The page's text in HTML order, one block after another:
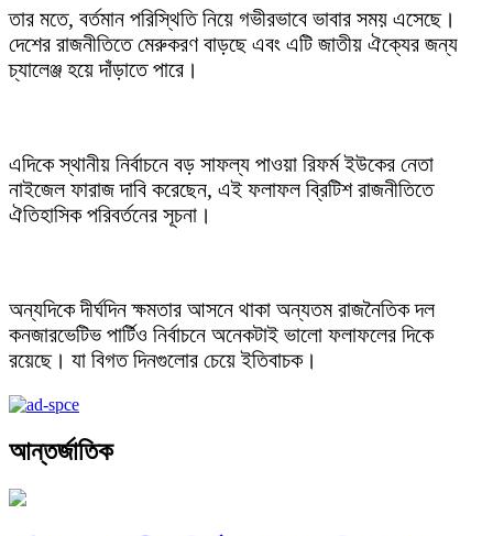
তার মতে, বর্তমান পরিস্থিতি নিয়ে গভীরভাবে ভাবার সময় এসেছে।
দেশের রাজনীতিতে মেরুকরণ বাড়ছে এবং এটি জাতীয় ঐক্যের জন্য
চ্যালেঞ্জ হয়ে দাঁড়াতে পারে।
এদিকে স্থানীয় নির্বাচনে বড় সাফল্য পাওয়া রিফর্ম ইউকের নেতা
নাইজেল ফারাজ দাবি করেছেন, এই ফলাফল ব্রিটিশ রাজনীতিতে
ঐতিহাসিক পরিবর্তনের সূচনা।
অন্যদিকে দীর্ঘদিন ক্ষমতার আসনে থাকা অন্যতম রাজনৈতিক দল
কনজারভেটিভ পার্টিও নির্বাচনে অনেকটাই ভালো ফলাফলের দিকে
রয়েছে। যা বিগত দিনগুলোর চেয়ে ইতিবাচক।
আন্তর্জাতিক